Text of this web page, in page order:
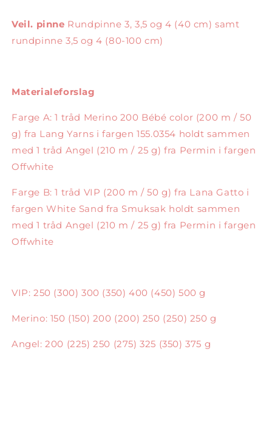
Veil. pinne Rundpinne 3, 3,5 og 4 (40 cm) samt
rundpinne 3,5 og 4 (80-100 cm)
Materialeforslag
Farge A: 1 tråd Merino 200 Bébé color (200 m / 50
g) fra Lang Yarns i fargen 155.0354 holdt sammen
med 1 tråd Angel (210 m / 25 g) fra Permin i fargen
Offwhite
Farge B: 1 tråd VIP (200 m / 50 g) fra Lana Gatto i
fargen White Sand fra Smuksak holdt sammen
med 1 tråd Angel (210 m / 25 g) fra Permin i fargen
Offwhite
VIP: 250 (300) 300 (350) 400 (450) 500 g
Merino: 150 (150) 200 (200) 250 (250) 250 g
Angel: 200 (225) 250 (275) 325 (350) 375 g